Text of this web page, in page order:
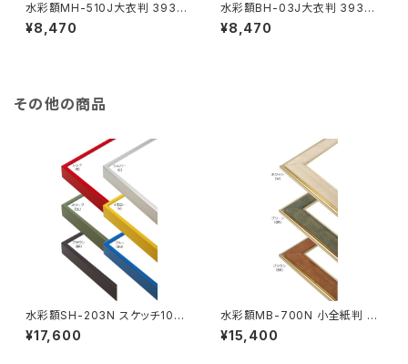
水彩額MH-510J大衣判 393×
508ミリ
¥8,470
水彩額BH-03J大衣判 393×5
08ミリ
¥8,470
その他の商品
水彩額SH-203N スケッチ10F
595×670ミリ
¥17,600
水彩額MB-700N 小全紙判 50
7×659ミリ
¥15,400